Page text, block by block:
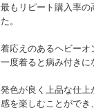
最もリピート購入率の
た。
着応えのあるヘビーオ
一度着ると病み付きに
発色が良く上品な仕
感を楽しむことができ